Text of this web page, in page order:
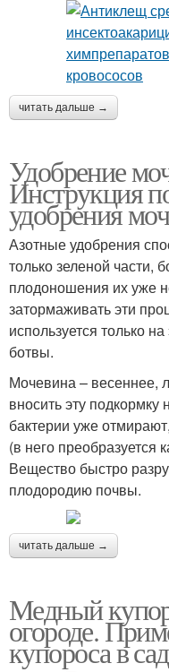
читать дальше →
Удобрение
Инструкция
удобрения
Азотные удобрения
только зеленой части,
плодоношения их уже
затормаживать эти
используется только
ботвы.
Мочевина – весеннее,
вносить эту
бактерии уже
(в него преобразуется
Вещество быстро
плодородию почвы.
читать дальше →
Медный
огороде.
купороса в